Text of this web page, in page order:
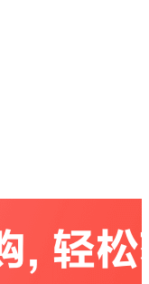
买数量不同或所选规
成协议，以线下协议
线上购买，则最终以